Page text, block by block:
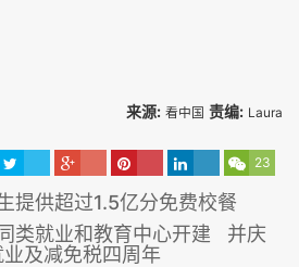
来源: 看中国 责编: Laura
23
提供超过1.5亿分免费校餐
类就业和教育中心开建 并庆
及减免税四周年